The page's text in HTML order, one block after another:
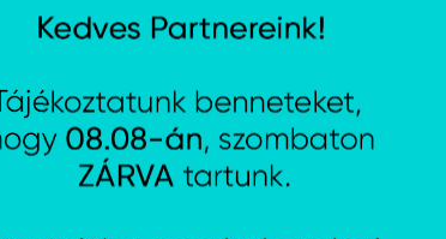
USB 3.2 Gen 1 (3.1 Gen 1) A típusú portok
Ethernet LAN (RJ-45) portok